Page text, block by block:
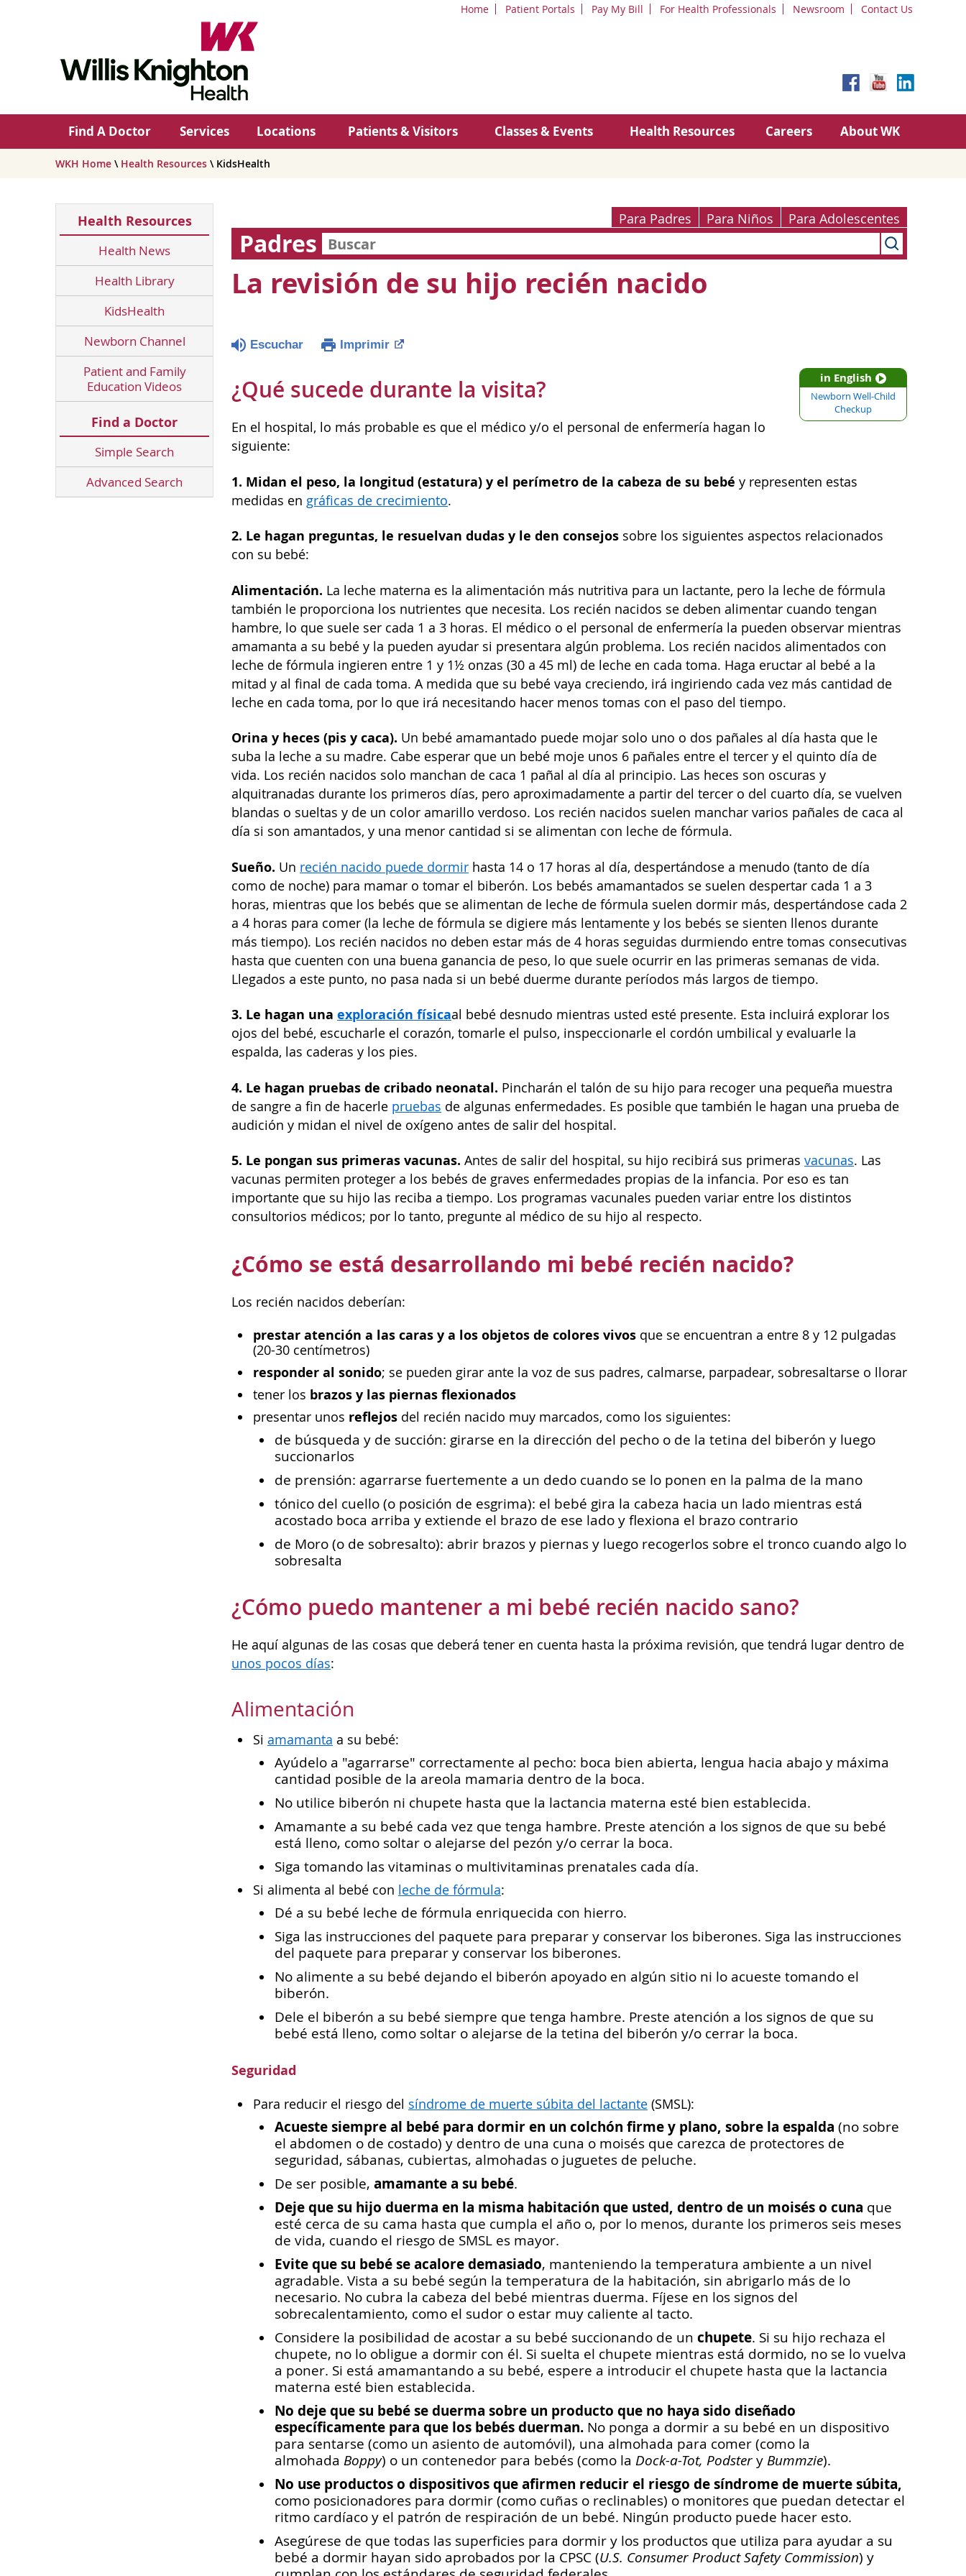
Home Patient Portals Pay My Bill For Health Professionals Newsroom Contact Us
Find A Doctor Services Locations Patients & Visitors Classes & Events Health Resources Careers About WK
WKH Home \ Health Resources \ KidsHealth
Health Resources
Health News
Health Library
KidsHealth
Newborn Channel
Patient and Family
Education Videos
Find a Doctor
Simple Search
Advanced Search
Para Padres Para Niños Para Adolescentes
Padres
La revisión de su hijo recién nacido
Escuchar Imprimir
in English
Newborn Well-Child
Checkup
¿Qué sucede durante la visita?
En el hospital, lo más probable es que el médico y/o el personal de enfermería hagan lo
siguiente:
1. Midan el peso, la longitud (estatura) y el perímetro de la cabeza de su bebé y representen estas
medidas en gráficas de crecimiento.
2. Le hagan preguntas, le resuelvan dudas y le den consejos sobre los siguientes aspectos relacionados
con su bebé:
Alimentación. La leche materna es la alimentación más nutritiva para un lactante, pero la leche de fórmula
también le proporciona los nutrientes que necesita. Los recién nacidos se deben alimentar cuando tengan
hambre, lo que suele ser cada 1 a 3 horas. El médico o el personal de enfermería la pueden observar mientras
amamanta a su bebé y la pueden ayudar si presentara algún problema. Los recién nacidos alimentados con
leche de fórmula ingieren entre 1 y 1½ onzas (30 a 45 ml) de leche en cada toma. Haga eructar al bebé a la
mitad y al final de cada toma. A medida que su bebé vaya creciendo, irá ingiriendo cada vez más cantidad de
leche en cada toma, por lo que irá necesitando hacer menos tomas con el paso del tiempo.
Orina y heces (pis y caca). Un bebé amamantado puede mojar solo uno o dos pañales al día hasta que le
suba la leche a su madre. Cabe esperar que un bebé moje unos 6 pañales entre el tercer y el quinto día de
vida. Los recién nacidos solo manchan de caca 1 pañal al día al principio. Las heces son oscuras y
alquitranadas durante los primeros días, pero aproximadamente a partir del tercer o del cuarto día, se vuelven
blandas o sueltas y de un color amarillo verdoso. Los recién nacidos suelen manchar varios pañales de caca al
día si son amantados, y una menor cantidad si se alimentan con leche de fórmula.
Sueño. Un recién nacido puede dormir hasta 14 o 17 horas al día, despertándose a menudo (tanto de día
como de noche) para mamar o tomar el biberón. Los bebés amamantados se suelen despertar cada 1 a 3
horas, mientras que los bebés que se alimentan de leche de fórmula suelen dormir más, despertándose cada 2
a 4 horas para comer (la leche de fórmula se digiere más lentamente y los bebés se sienten llenos durante
más tiempo). Los recién nacidos no deben estar más de 4 horas seguidas durmiendo entre tomas consecutivas
hasta que cuenten con una buena ganancia de peso, lo que suele ocurrir en las primeras semanas de vida.
Llegados a este punto, no pasa nada si un bebé duerme durante períodos más largos de tiempo.
3. Le hagan una exploración físicaal bebé desnudo mientras usted esté presente. Esta incluirá explorar los
ojos del bebé, escucharle el corazón, tomarle el pulso, inspeccionarle el cordón umbilical y evaluarle la
espalda, las caderas y los pies.
4. Le hagan pruebas de cribado neonatal. Pincharán el talón de su hijo para recoger una pequeña muestra
de sangre a fin de hacerle pruebas de algunas enfermedades. Es posible que también le hagan una prueba de
audición y midan el nivel de oxígeno antes de salir del hospital.
5. Le pongan sus primeras vacunas. Antes de salir del hospital, su hijo recibirá sus primeras vacunas. Las
vacunas permiten proteger a los bebés de graves enfermedades propias de la infancia. Por eso es tan
importante que su hijo las reciba a tiempo. Los programas vacunales pueden variar entre los distintos
consultorios médicos; por lo tanto, pregunte al médico de su hijo al respecto.
¿Cómo se está desarrollando mi bebé recién nacido?
Los recién nacidos deberían:
prestar atención a las caras y a los objetos de colores vivos que se encuentran a entre 8 y 12 pulgadas
(20-30 centímetros)
responder al sonido; se pueden girar ante la voz de sus padres, calmarse, parpadear, sobresaltarse o llorar
tener los brazos y las piernas flexionados
presentar unos reflejos del recién nacido muy marcados, como los siguientes:
de búsqueda y de succión: girarse en la dirección del pecho o de la tetina del biberón y luego
succionarlos
de prensión: agarrarse fuertemente a un dedo cuando se lo ponen en la palma de la mano
tónico del cuello (o posición de esgrima): el bebé gira la cabeza hacia un lado mientras está
acostado boca arriba y extiende el brazo de ese lado y flexiona el brazo contrario
de Moro (o de sobresalto): abrir brazos y piernas y luego recogerlos sobre el tronco cuando algo lo
sobresalta
¿Cómo puedo mantener a mi bebé recién nacido sano?
He aquí algunas de las cosas que deberá tener en cuenta hasta la próxima revisión, que tendrá lugar dentro de
unos pocos días:
Alimentación
Si amamanta a su bebé:
Ayúdelo a "agarrarse" correctamente al pecho: boca bien abierta, lengua hacia abajo y máxima
cantidad posible de la areola mamaria dentro de la boca.
No utilice biberón ni chupete hasta que la lactancia materna esté bien establecida.
Amamante a su bebé cada vez que tenga hambre. Preste atención a los signos de que su bebé
está lleno, como soltar o alejarse del pezón y/o cerrar la boca.
Siga tomando las vitaminas o multivitaminas prenatales cada día.
Si alimenta al bebé con leche de fórmula:
Dé a su bebé leche de fórmula enriquecida con hierro.
Siga las instrucciones del paquete para preparar y conservar los biberones. Siga las instrucciones
del paquete para preparar y conservar los biberones.
No alimente a su bebé dejando el biberón apoyado en algún sitio ni lo acueste tomando el
biberón.
Dele el biberón a su bebé siempre que tenga hambre. Preste atención a los signos de que su
bebé está lleno, como soltar o alejarse de la tetina del biberón y/o cerrar la boca.
Seguridad
Para reducir el riesgo del síndrome de muerte súbita del lactante (SMSL):
Acueste siempre al bebé para dormir en un colchón firme y plano, sobre la espalda (no sobre
el abdomen o de costado) y dentro de una cuna o moisés que carezca de protectores de
seguridad, sábanas, cubiertas, almohadas o juguetes de peluche.
De ser posible, amamante a su bebé.
Deje que su hijo duerma en la misma habitación que usted, dentro de un moisés o cuna que
esté cerca de su cama hasta que cumpla el año o, por lo menos, durante los primeros seis meses
de vida, cuando el riesgo de SMSL es mayor.
Evite que su bebé se acalore demasiado, manteniendo la temperatura ambiente a un nivel
agradable. Vista a su bebé según la temperatura de la habitación, sin abrigarlo más de lo
necesario. No cubra la cabeza del bebé mientras duerma. Fíjese en los signos del
sobrecalentamiento, como el sudor o estar muy caliente al tacto.
Considere la posibilidad de acostar a su bebé succionando de un chupete. Si su hijo rechaza el
chupete, no lo obligue a dormir con él. Si suelta el chupete mientras está dormido, no se lo vuelva
a poner. Si está amamantando a su bebé, espere a introducir el chupete hasta que la lactancia
materna esté bien establecida.
No deje que su bebé se duerma sobre un producto que no haya sido diseñado
específicamente para que los bebés duerman. No ponga a dormir a su bebé en un dispositivo
para sentarse (como un asiento de automóvil), una almohada para comer (como la
almohada Boppy) o un contenedor para bebés (como la Dock-a-Tot, Podster y Bummzie).
No use productos o dispositivos que afirmen reducir el riesgo de síndrome de muerte súbita,
como posicionadores para dormir (como cuñas o reclinables) o monitores que puedan detectar el
ritmo cardíaco y el patrón de respiración de un bebé. Ningún producto puede hacer esto.
Asegúrese de que todas las superficies para dormir y los productos que utiliza para ayudar a su
bebé a dormir hayan sido aprobados por la CPSC (U.S. Consumer Product Safety Commission) y